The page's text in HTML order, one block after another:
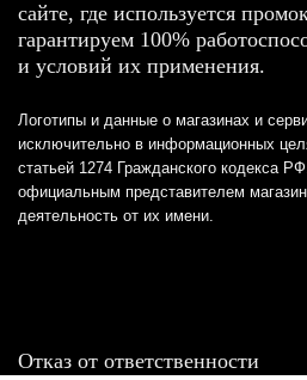
сайте, где используется
гарантируем 100%
и условий их применения.
Логотипы и данные о магазинах и
исключительно в информационных
статьей 1274 Гражданского кодекса
официальным представителем
деятельность от их имени.
Отказ от ответственности